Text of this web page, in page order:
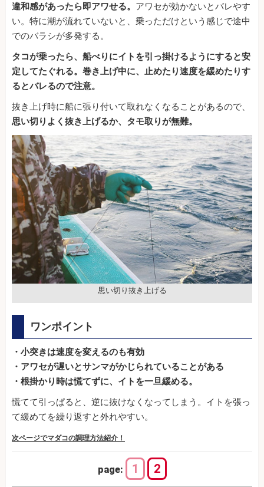
違和感があったら即アワせる。 アワセが効かないとバレやす
い。特に潮が流れていないと、乗っただけという感じで途中
でのバラシが多発する。
タコが乗ったら、船べりにイトを引っ掛けるようにすると安
定してたぐれる。巻き上げ中に、止めたり速度を緩めたりす
るとバレるので注意。
抜き上げ時に船に張り付いて取れなくなることがあるので、
思い切りよく抜き上げるか、タモ取りが無難。
思い切り抜き上げる
ワンポイント
・小突きは速度を変えるのも有効
・アワセが遅いとサンマがかじられていることがある
・根掛かり時は慌てずに、イトを一旦緩める。
慌てて引っぱると、逆に抜けなくなってしまう。イトを張っ
て緩めてを繰り返すと外れやすい。
次ページでマダコの調理方法紹介！
page: 1 2